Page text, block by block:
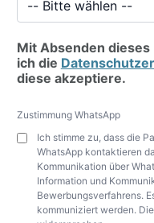
Mit Absenden
ich die
diese akzeptiere.
Zustimmung WhatsApp
Ich stimme zu, dass die
WhatsApp kontaktieren
Kommunikation über
Information und
Bewerbungsverfahrens.
kommuniziert werden.